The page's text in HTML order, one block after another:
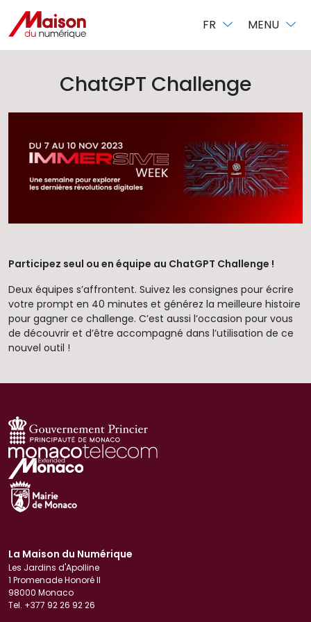
FR MENU
ChatGPT Challenge
Participez seul ou en équipe au ChatGPT Challenge !
Deux équipes s’affrontent. Suivez les consignes pour écrire
votre prompt en 40 minutes et générez la meilleure histoire
pour gagner ce challenge. C’est aussi l’occasion pour vous
de découvrir et d’être accompagné dans l’utilisation de ce
nouvel outil !
La Maison du Numérique
Les Jardins d'Apolline
1 Promenade Honoré II
98000 Monaco
Tel. +377 92 26 92 26